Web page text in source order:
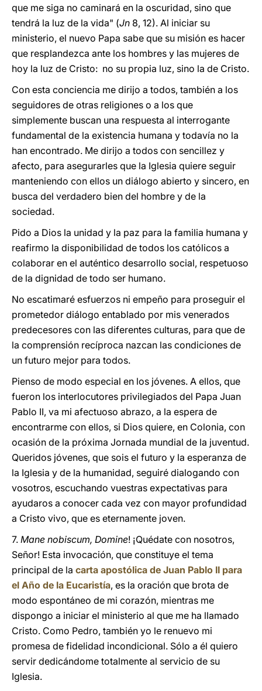
que me siga no caminará en la oscuridad, sino que
tendrá la luz de la vida" (Jn 8, 12). Al iniciar su
ministerio, el nuevo Papa sabe que su misión es hacer
que resplandezca ante los hombres y las mujeres de
hoy la luz de Cristo: no su propia luz, sino la de Cristo.
Con esta conciencia me dirijo a todos, también a los
seguidores de otras religiones o a los que
simplemente buscan una respuesta al interrogante
fundamental de la existencia humana y todavía no la
han encontrado. Me dirijo a todos con sencillez y
afecto, para asegurarles que la Iglesia quiere seguir
manteniendo con ellos un diálogo abierto y sincero, en
busca del verdadero bien del hombre y de la
sociedad.
Pido a Dios la unidad y la paz para la familia humana y
reafirmo la disponibilidad de todos los católicos a
colaborar en el auténtico desarrollo social, respetuoso
de la dignidad de todo ser humano.
No escatimaré esfuerzos ni empeño para proseguir el
prometedor diálogo entablado por mis venerados
predecesores con las diferentes culturas, para que de
la comprensión recíproca nazcan las condiciones de
un futuro mejor para todos.
Pienso de modo especial en los jóvenes. A ellos, que
fueron los interlocutores privilegiados del Papa Juan
Pablo II, va mi afectuoso abrazo, a la espera de
encontrarme con ellos, si Dios quiere, en Colonia, con
ocasión de la próxima Jornada mundial de la juventud.
Queridos jóvenes, que sois el futuro y la esperanza de
la Iglesia y de la humanidad, seguiré dialogando con
vosotros, escuchando vuestras expectativas para
ayudaros a conocer cada vez con mayor profundidad
a Cristo vivo, que es eternamente joven.
7. Mane nobiscum, Domine! ¡Quédate con nosotros,
Señor! Esta invocación, que constituye el tema
principal de la carta apostólica de Juan Pablo II para
el Año de la Eucaristía, es la oración que brota de
modo espontáneo de mi corazón, mientras me
dispongo a iniciar el ministerio al que me ha llamado
Cristo. Como Pedro, también yo le renuevo mi
promesa de fidelidad incondicional. Sólo a él quiero
servir dedicándome totalmente al servicio de su
Iglesia.